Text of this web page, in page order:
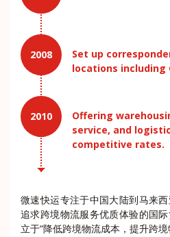
2008
Set up
locations including
2010
Offering
service, and
competitive rates.
微速快运专注于中国大陆到马来
追求跨境物流服务优质体验的国
立于“降低跨境物流成本，提升跨境